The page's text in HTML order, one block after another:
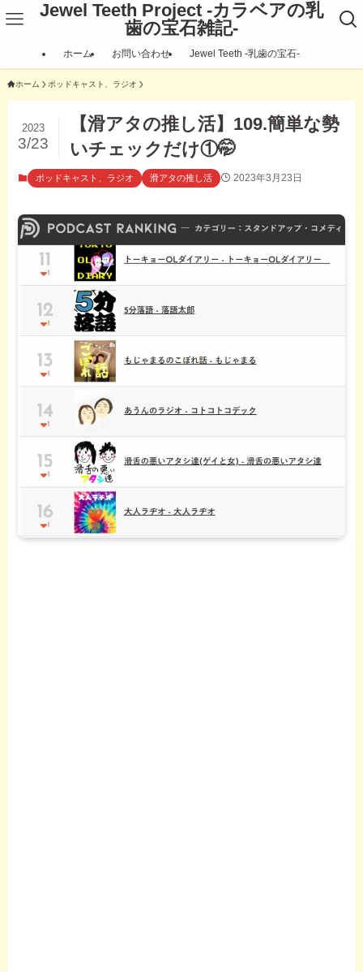
Jewel Teeth Project -カラベアの乳
歯の宝石雑記-
ホーム お問い合わせ Jewel Teeth ‐乳歯の宝石‐
ホーム ポッドキャスト、ラジオ
【滑アタの推し活】109.簡単な勢
いチェックだけ①🤭
2023
3/23
ポッドキャスト、ラジオ 滑アタの推し活 2023年3月23日